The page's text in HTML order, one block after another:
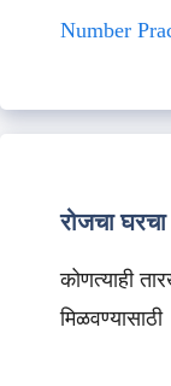
Number
रोजचा
कोणत्याही
मिळवण्यासाठी